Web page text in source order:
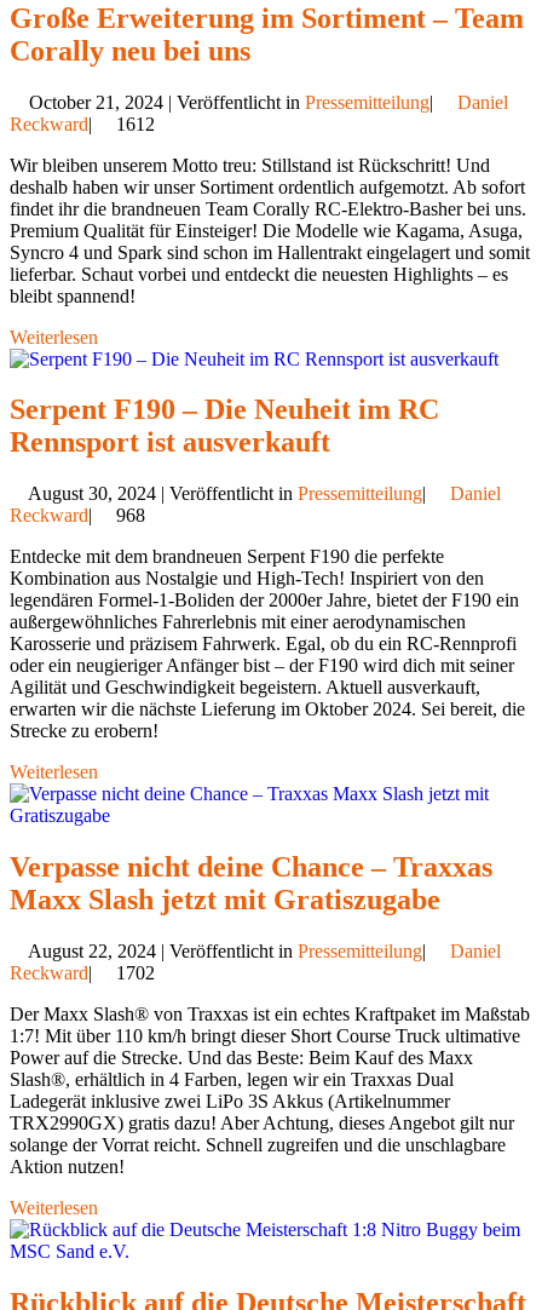
Große Erweiterung im Sortiment – Team
Corally neu bei uns
October 21, 2024 | Veröffentlicht in Pressemitteilung|
Daniel
Reckward|
1612
Wir bleiben unserem Motto treu: Stillstand ist Rückschritt! Und
deshalb haben wir unser Sortiment ordentlich aufgemotzt. Ab sofort
findet ihr die brandneuen Team Corally RC-Elektro-Basher bei uns.
Premium Qualität für Einsteiger! Die Modelle wie Kagama, Asuga,
Syncro 4 und Spark sind schon im Hallentrakt eingelagert und somit
lieferbar. Schaut vorbei und entdeckt die neuesten Highlights – es
bleibt spannend!
Weiterlesen
Serpent F190 – Die Neuheit im RC
Rennsport ist ausverkauft
August 30, 2024 | Veröffentlicht in Pressemitteilung|
Daniel
Reckward|
968
Entdecke mit dem brandneuen Serpent F190 die perfekte
Kombination aus Nostalgie und High-Tech! Inspiriert von den
legendären Formel-1-Boliden der 2000er Jahre, bietet der F190 ein
außergewöhnliches Fahrerlebnis mit einer aerodynamischen
Karosserie und präzisem Fahrwerk. Egal, ob du ein RC-Rennprofi
oder ein neugieriger Anfänger bist – der F190 wird dich mit seiner
Agilität und Geschwindigkeit begeistern. Aktuell ausverkauft,
erwarten wir die nächste Lieferung im Oktober 2024. Sei bereit, die
Strecke zu erobern!
Weiterlesen
Verpasse nicht deine Chance – Traxxas
Maxx Slash jetzt mit Gratiszugabe
August 22, 2024 | Veröffentlicht in Pressemitteilung|
Daniel
Reckward|
1702
Der Maxx Slash® von Traxxas ist ein echtes Kraftpaket im Maßstab
1:7! Mit über 110 km/h bringt dieser Short Course Truck ultimative
Power auf die Strecke. Und das Beste: Beim Kauf des Maxx
Slash®, erhältlich in 4 Farben, legen wir ein Traxxas Dual
Ladegerät inklusive zwei LiPo 3S Akkus (Artikelnummer
TRX2990GX) gratis dazu! Aber Achtung, dieses Angebot gilt nur
solange der Vorrat reicht. Schnell zugreifen und die unschlagbare
Aktion nutzen!
Weiterlesen
Rückblick auf die Deutsche Meisterschaft